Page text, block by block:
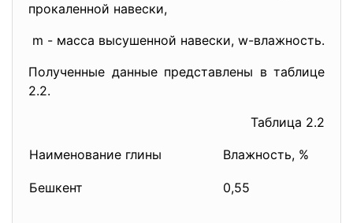
прокаленной навески,
m - масса высушенной навески, w-влажность.
Полученные данные представлены в таблице
2.2.
Таблица 2.2
Наименование глины Влажность, %
Бешкент 0,55